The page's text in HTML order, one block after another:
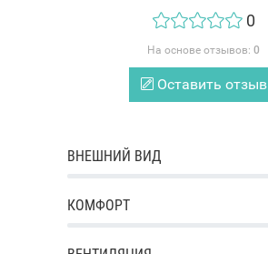
0
На основе отзывов: 0
Оставить отзыв
ВНЕШНИЙ ВИД
КОМФОРТ